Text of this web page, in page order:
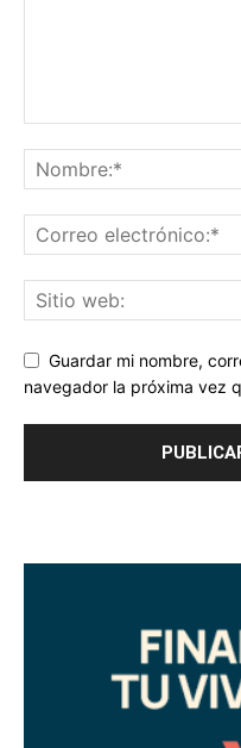
Guardar mi nombre,
navegador la próxima vez